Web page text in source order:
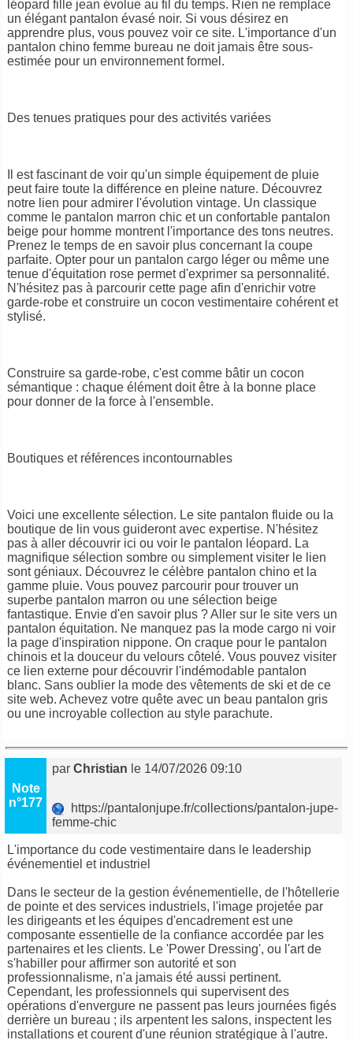
léopard fille jean évolue au fil du temps. Rien ne remplace
un élégant pantalon évasé noir. Si vous désirez en
apprendre plus, vous pouvez voir ce site. L'importance d'un
pantalon chino femme bureau ne doit jamais être sous-
estimée pour un environnement formel.
Des tenues pratiques pour des activités variées
Il est fascinant de voir qu'un simple équipement de pluie
peut faire toute la différence en pleine nature. Découvrez
notre lien pour admirer l'évolution vintage. Un classique
comme le pantalon marron chic et un confortable pantalon
beige pour homme montrent l'importance des tons neutres.
Prenez le temps de en savoir plus concernant la coupe
parfaite. Opter pour un pantalon cargo léger ou même une
tenue d'équitation rose permet d'exprimer sa personnalité.
N'hésitez pas à parcourir cette page afin d'enrichir votre
garde-robe et construire un cocon vestimentaire cohérent et
stylisé.
Construire sa garde-robe, c'est comme bâtir un cocon
sémantique : chaque élément doit être à la bonne place
pour donner de la force à l'ensemble.
Boutiques et références incontournables
Voici une excellente sélection. Le site pantalon fluide ou la
boutique de lin vous guideront avec expertise. N'hésitez
pas à aller découvrir ici ou voir le pantalon léopard. La
magnifique sélection sombre ou simplement visiter le lien
sont géniaux. Découvrez le célèbre pantalon chino et la
gamme pluie. Vous pouvez parcourir pour trouver un
superbe pantalon marron ou une sélection beige
fantastique. Envie d'en savoir plus ? Aller sur le site vers un
pantalon équitation. Ne manquez pas la mode cargo ni voir
la page d'inspiration nippone. On craque pour le pantalon
chinois et la douceur du velours côtelé. Vous pouvez visiter
ce lien externe pour découvrir l'indémodable pantalon
blanc. Sans oublier la mode des vêtements de ski et de ce
site web. Achevez votre quête avec un beau pantalon gris
ou une incroyable collection au style parachute.
Note
n°177
parChristian le 14/07/2026 09:10
https://pantalonjupe.fr/collections/pantalon-jupe-
femme-chic
L'importance du code vestimentaire dans le leadership
événementiel et industriel
Dans le secteur de la gestion événementielle, de l'hôtellerie
de pointe et des services industriels, l'image projetée par
les dirigeants et les équipes d'encadrement est une
composante essentielle de la confiance accordée par les
partenaires et les clients. Le 'Power Dressing', ou l'art de
s'habiller pour affirmer son autorité et son
professionnalisme, n'a jamais été aussi pertinent.
Cependant, les professionnels qui supervisent des
opérations d'envergure ne passent pas leurs journées figés
derrière un bureau ; ils arpentent les salons, inspectent les
installations et courent d'une réunion stratégique à l'autre.